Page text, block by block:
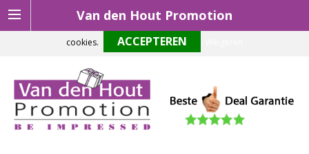
Van den Hout Promotion
Om onze website optimaal te laten functioneren maken wij gebruik van
cookies.